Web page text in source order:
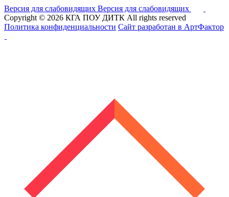
Версия для слабовидящих Версия для слабовидящих
Copyright © 2026 КГА ПОУ ДИТК All rights reserved
Политика конфиденциальности Сайт разработан в АртФактор